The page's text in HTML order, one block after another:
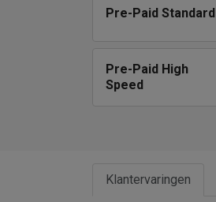
Pre-Paid Standard
Pre-Paid High
Speed
Klantervaringen